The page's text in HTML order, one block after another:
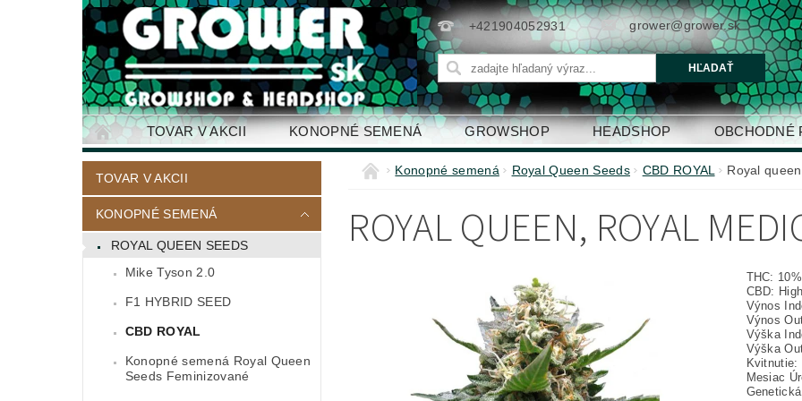
+421904052931 grower@grower.sk
TOVAR V AKCII KONOPNÉ SEMENÁ GROWSHOP HEADSHOP OBCHODNÉ
KONTAKTY
TOVAR V AKCII
KONOPNÉ SEMENÁ
ROYAL QUEEN SEEDS
Mike Tyson 2.0
F1 HYBRID SEED
CBD ROYAL
Konopné semená Royal Queen
Seeds Feminizované
Konopné semená Royal Queen Seeds CBD ROYAL Royal
ROYAL QUEEN, ROYAL
THC: 10%
CBD:
Výnos
Výnos
Výška
Výška
Mesiac